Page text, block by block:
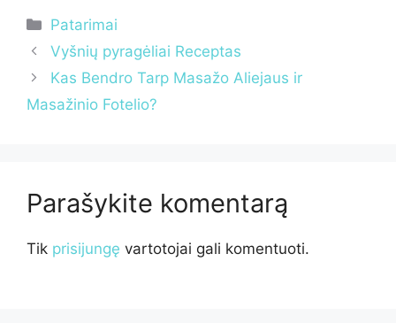
Kategorijos
Patarimai
Vyšnių pyragėliai Receptas
Kas Bendro Tarp Masažo Aliejaus ir
Masažinio Fotelio?
Parašykite komentarą
Tik prisijungę vartotojai gali komentuoti.